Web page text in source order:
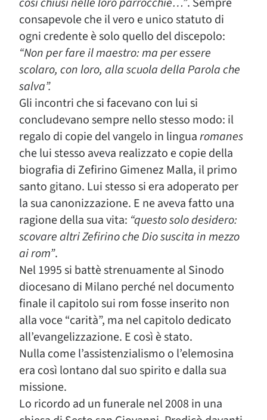
consapevole che il vero e unico statuto di
ogni credente è solo quello del discepolo:
“Non per fare il maestro: ma per essere
scolaro, con loro, alla scuola della Parola che
salva”.
Gli incontri che si facevano con lui si
concludevano sempre nello stesso modo: il
regalo di copie del vangelo in linguaromanes
che lui stesso aveva realizzato e copie della
biografia di Zefirino Gimenez Malla, il primo
santo gitano. Lui stesso si era adoperato per
la sua canonizzazione. E ne aveva fatto una
ragione della sua vita: “questo solo desidero:
scovare altri Zefirino che Dio suscita in mezzo
ai rom”.
Nel 1995 si battè strenuamente al Sinodo
diocesano di Milano perché nel documento
finale il capitolo sui rom fosse inserito non
alla voce “carità”, ma nel capitolo dedicato
all’evangelizzazione. E così è stato.
Nulla come l’assistenzialismo o l’elemosina
era così lontano dal suo spirito e dalla sua
missione.
Lo ricordo ad un funerale nel 2008 in una